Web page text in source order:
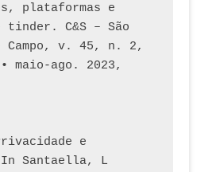
plataformas e
tinder. C&S – São
Campo, v. 45, n. 2,
maio-ago. 2023,
e
Santaella, L